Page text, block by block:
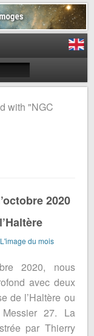
Populaire
with "NGC
2020
L'image du mois
2020, nous
avec deux
de l’Haltère ou
27. La
par Thierry